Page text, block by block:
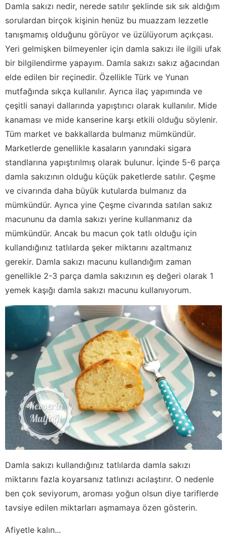
Damla sakızı nedir, nerede satılır şeklinde sık sık aldığım
sorulardan birçok kişinin henüz bu muazzam lezzetle
tanışmamış olduğunu görüyor ve üzülüyorum açıkçası.
Yeri gelmişken bilmeyenler için damla sakızı ile ilgili ufak
bir bilgilendirme yapayım. Damla sakızı sakız ağacından
elde edilen bir reçinedir. Özellikle Türk ve Yunan
mutfağında sıkça kullanılır. Ayrıca ilaç yapımında ve
çeşitli sanayi dallarında yapıştırıcı olarak kullanılır. Mide
kanaması ve mide kanserine karşı etkili olduğu söylenir.
Tüm market ve bakkallarda bulmanız mümkündür.
Marketlerde genellikle kasaların yanındaki sigara
standlarına yapıştırılmış olarak bulunur. İçinde 5-6 parça
damla sakızının olduğu küçük paketlerde satılır. Çeşme
ve civarında daha büyük kutularda bulmanız da
mümkündür. Ayrıca yine Çeşme civarında satılan sakız
macununu da damla sakızı yerine kullanmanız da
mümkündür. Ancak bu macun çok tatlı olduğu için
kullandığınız tatlılarda şeker miktarını azaltmanız
gerekir. Damla sakızı macunu kullandığım zaman
genellikle 2-3 parça damla sakızının eş değeri olarak 1
yemek kaşığı damla sakızı macunu kullanıyorum.
Damla sakızı kullandığınız tatlılarda damla sakızı
miktarını fazla koyarsanız tatlınızı acılaştırır. O nedenle
ben çok seviyorum, aroması yoğun olsun diye tariflerde
tavsiye edilen miktarları aşmamaya özen gösterin.
Afiyetle kalın...